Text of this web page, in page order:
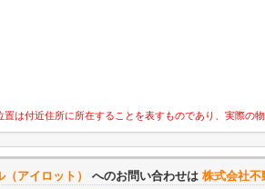
は付近住所に所在することを表すものであり、実際の
アイロット） へのお問い合わせは 株式会社不